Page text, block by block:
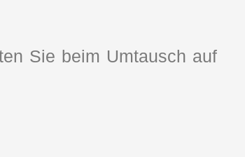
Sie beim Umtausch auf